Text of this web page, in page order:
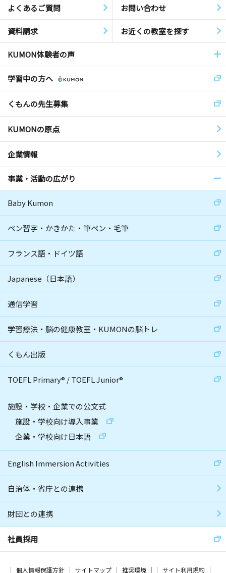
よくあるご質問 お問い合わせ
資料請求 お近くの教室を探す
KUMON体験者の声
学習中の方へ
くもんの先生募集
KUMONの原点
企業情報
事業・活動の広がり
Baby Kumon
ペン習字・かきかた・筆ペン・毛筆
フランス語・ドイツ語
Japanese（日本語）
通信学習
学習療法・脳の健康教室・KUMONの脳トレ
くもん出版
TOEFL Primary® /TOEFL Junior®
施設・学校・企業での公文式
施設・学校向け導入事業
企業・学校向け日本語
English Immersion Activities
自治体・省庁との連携
財団との連携
社員採用
個人情報保護方針 サイトマップ 推奨環境 サイト利用規約